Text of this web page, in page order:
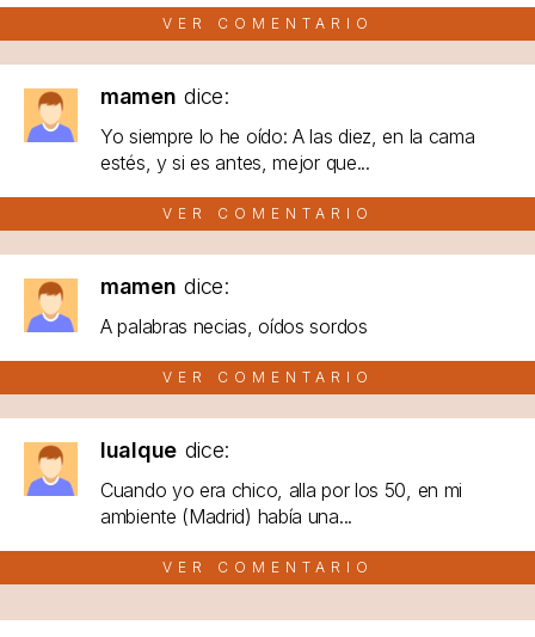
VER COMENTARIO
mamen dice:
Yo siempre lo he oído: A las diez, en la cama
estés, y si es antes, mejor que...
VER COMENTARIO
mamen dice:
A palabras necias, oídos sordos
VER COMENTARIO
lualque dice:
Cuando yo era chico, alla por los 50, en mi
ambiente (Madrid) había una...
VER COMENTARIO